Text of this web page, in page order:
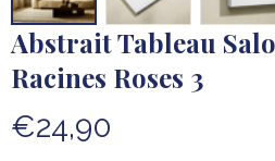
Abstrait Tableau
Racines Roses 3
€24,90